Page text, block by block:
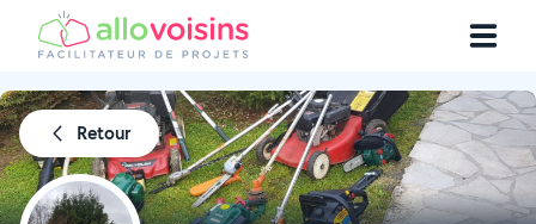
Retour